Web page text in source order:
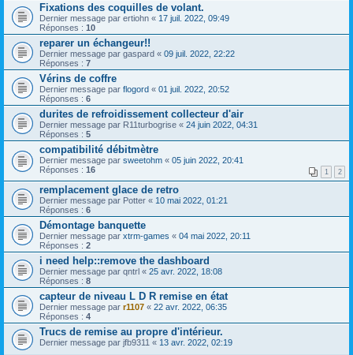
Fixations des coquilles de volant.
Dernier message par ertiohn « 17 juil. 2022, 09:49
Réponses : 10
reparer un échangeur!!
Dernier message par gaspard « 09 juil. 2022, 22:22
Réponses : 7
Vérins de coffre
Dernier message par flogord « 01 juil. 2022, 20:52
Réponses : 6
durites de refroidissement collecteur d'air
Dernier message par R11turbogrise « 24 juin 2022, 04:31
Réponses : 5
compatibilité débitmètre
Dernier message par sweetohm « 05 juin 2022, 20:41
Réponses : 16 1 2
remplacement glace de retro
Dernier message par Potter « 10 mai 2022, 01:21
Réponses : 6
Démontage banquette
Dernier message par xtrm-games « 04 mai 2022, 20:11
Réponses : 2
i need help::remove the dashboard
Dernier message par qntrl « 25 avr. 2022, 18:08
Réponses : 8
capteur de niveau L D R remise en état
Dernier message par r1107 « 22 avr. 2022, 06:35
Réponses : 4
Trucs de remise au propre d'intérieur.
Dernier message par jfb9311 « 13 avr. 2022, 02:19